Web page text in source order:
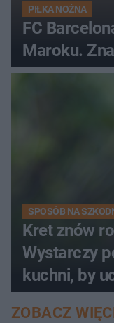
PIŁKA NOŻNA
FC
Maroku.
SPOSÓB NA
Kret znów
Wystarczy
kuchni, by
ZOBACZ